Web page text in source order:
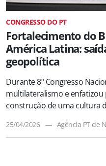
CONGRESSO DO PT
Fortalecimento do
América Latina:
geopolítica
Durante 8º Congresso
multilateralismo e enfatizou
construção de uma cultura
25/04/2026 — Agência PT de